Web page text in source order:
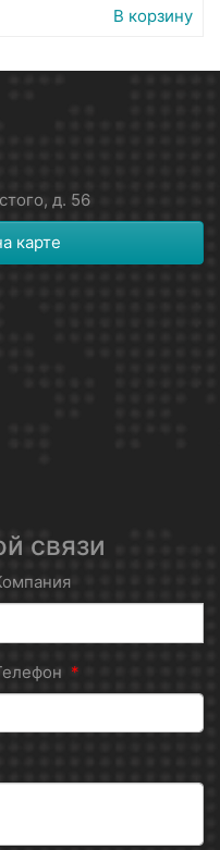
В корзину
д. 56
карте
связи
*